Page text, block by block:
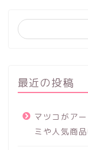
最近の投稿
マツコがア
ミや人気商